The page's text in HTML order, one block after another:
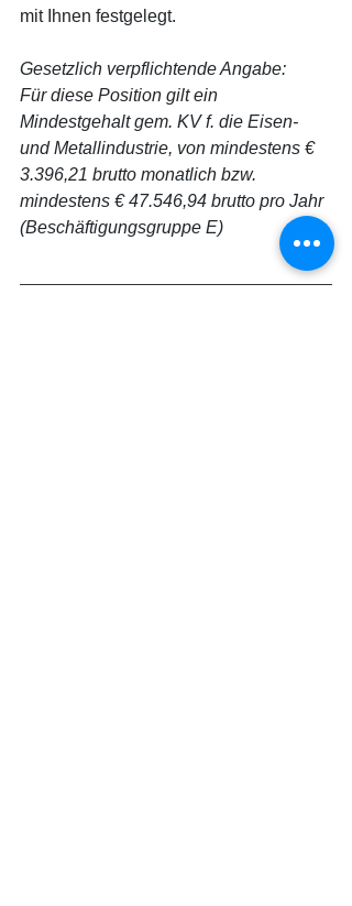
mit Ihnen festgelegt.
Gesetzlich verpflichtende Angabe:
Für diese Position gilt ein
Mindestgehalt gem. KV f. die Eisen-
und Metallindustrie, von mindestens €
3.396,21 brutto monatlich bzw.
mindestens € 47.546,94 brutto pro Jahr
(Beschäftigungsgruppe E)